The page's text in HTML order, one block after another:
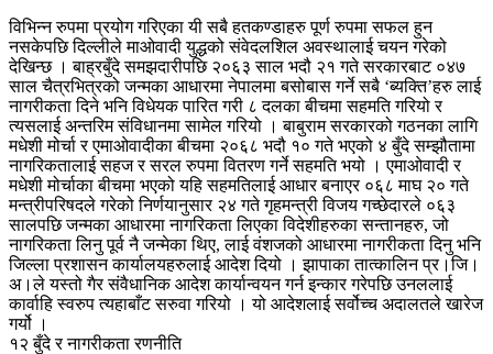
विभिन्न रुपमा प्रयोग गरिएका यी सबै हतकण्डाहरु पूर्ण रुपमा सफल हुन
नसकेपछि दिल्लीले माओवादी युद्धको संवेदलशिल अवस्थालाई चयन गरेको
देखिन्छ । बाह्रबुँदे समझदारीपछि २०६३ साल भदौ २१ गते सरकारबाट ०४७
साल चैत्रभित्रको जन्मका आधारमा नेपालमा बसोबास गर्ने सबै ‘ब्यक्ति’हरु लाई
नागरीकता दिने भनि विधेयक पारित गरी ८ दलका बीचमा सहमति गरियो र
त्यसलाई अन्तरिम संविधानमा सामेल गरियो । बाबुराम सरकारको गठनका लागि
मधेशी मोर्चा र एमाओवादीका बीचमा २०६८ भदौ १० गते भएको ४ बुँदे सम्झौतामा
नागरिकतालाई सहज र सरल रुपमा वितरण गर्ने सहमति भयो । एमाओवादी र
मधेशी मोर्चाका बीचमा भएको यहि सहमतिलाई आधार बनाएर ०६८ माघ २० गते
मन्त्रीपरिषदले गरेको निर्णयानुसार २४ गते गृहमन्त्री विजय गच्छेदारले ०६३
सालपछि जन्मका आधारमा नागरिकता लिएका विदेशीहरुका सन्तानहरु, जो
नागरिकता लिनु पूर्व नै जन्मेका थिए, लाई वंशजको आधारमा नागरीकता दिनु भनि
जिल्ला प्रशासन कार्यालयहरुलाई आदेश दियो । झापाका तात्कालिन प्र।जि।
अ।ले यस्तो गैर संवैधानिक आदेश कार्यान्वयन गर्न इन्कार गरेपछि उनललाई
कार्वाहि स्वरुप त्यहाबाँट सरुवा गरियो । यो आदेशलाई सर्वोच्च अदालतले खारेज
गर्यो ।
१२ बुँदे र नागरीकता रणनीति